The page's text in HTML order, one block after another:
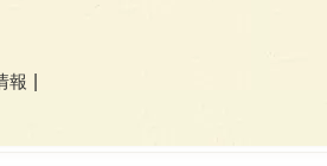
報